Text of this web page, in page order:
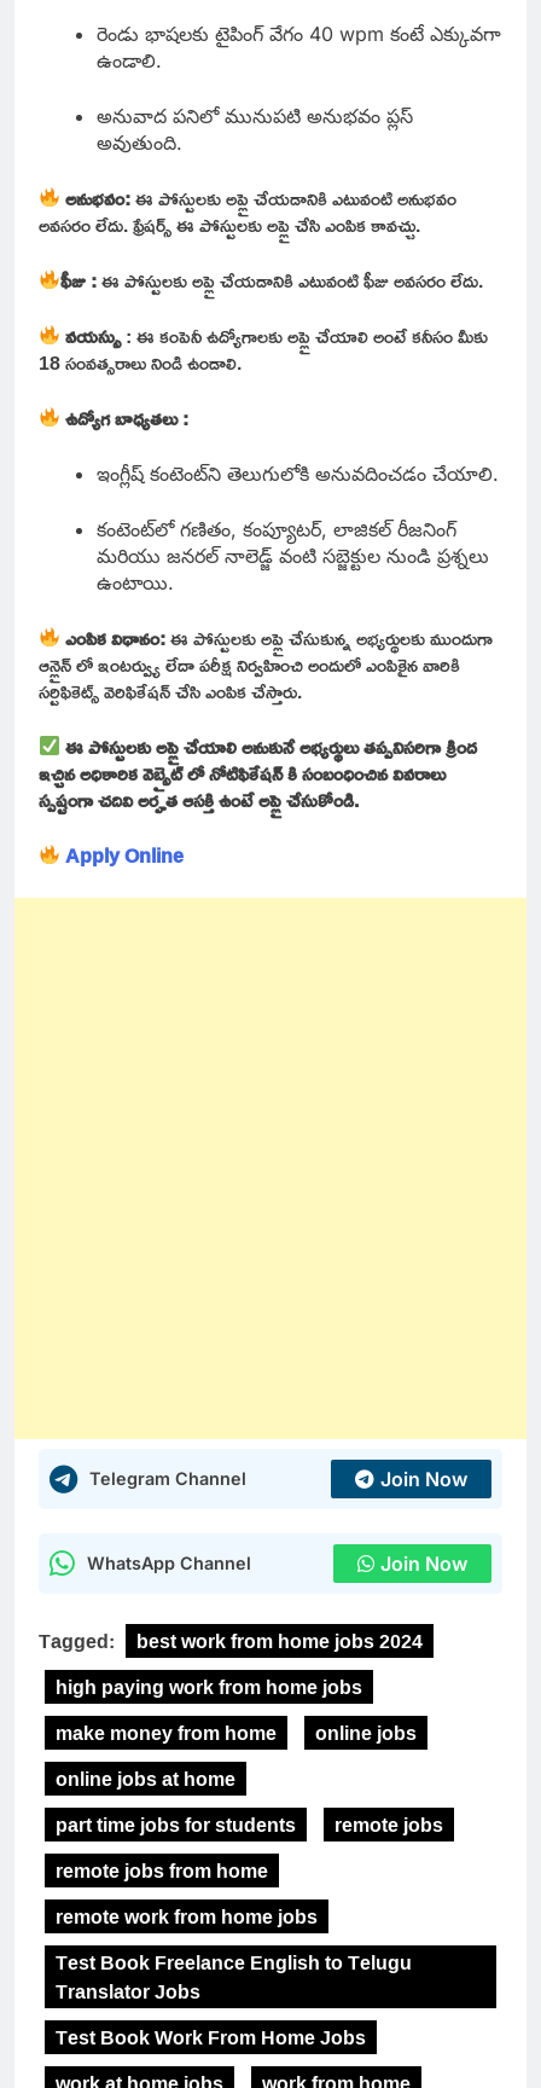
రెండు భాషలకు టైపింగ్ వేగం 40 wpm కంటే ఎక్కువగా
ఉండాలి.
అనువాద పనిలో మునుపటి అనుభవం ప్లస్
అవుతుంది.
అనుభవం:ఈ పోస్టులకు అప్లై చేయడానికి ఎటువంటి అనుభవం
అవసరం లేదు. ఫ్రేషర్స్ ఈ పోస్టులకు అప్లై చేసి ఎంపిక కావచ్చు.
ఫీజు:ఈ పోస్టులకు అప్లై చేయడానికి ఎటువంటి ఫీజు అవసరం లేదు.
వయస్సు: ఈ కంపెనీ ఉద్యోగాలకు అప్లై చేయాలి అంటే కనీసం మీకు
18 సంవత్సరాలు నిండి ఉండాలి.
ఉద్యోగ బాధ్యతలు :
ఇంగ్లీష్ కంటెంట్‌ని తెలుగులోకి అనువదించడం చేయాలి.
కంటెంట్‌లో గణితం, కంప్యూటర్, లాజికల్ రీజనింగ్
మరియు జనరల్ నాలెడ్జ్ వంటి సబ్జెక్టుల నుండి ప్రశ్నలు
ఉంటాయి.
ఎంపిక విధానం:ఈ పోస్టులకు అప్లై చేసుకున్న అభ్యర్థులకు ముందుగా
ఆన్లైన్ లో ఇంటర్వ్యు లేదా పరీక్ష నిర్వహించి అందులో ఎంపికైన వారికి
సర్టిఫికెట్స్ వెరిఫికేషన్ చేసి ఎంపిక చేస్తారు.
ఈ పోస్టులకు అప్లై చేయాలి అనుకునే అభ్యర్థులు తప్పనిసరిగా క్రింద
ఇచ్చిన అధికారిక వెబ్సైట్ లో నోటిఫికేషన్ కి సంబంధించిన వివరాలు
స్పష్టంగా చదివి అర్హత ఆసక్తి ఉంటే అప్లై చేసుకోండి.
Apply Online
Telegram Channel Join Now
WhatsApp Channel Join Now
Tagged:
best work from home jobs 2024
high paying work from home jobs
make money from home
online jobs
online jobs at home
part time jobs for students
remote jobs
remote jobs from home
remote work from home jobs
Test Book Freelance English to Telugu
Translator Jobs
Test Book Work From Home Jobs